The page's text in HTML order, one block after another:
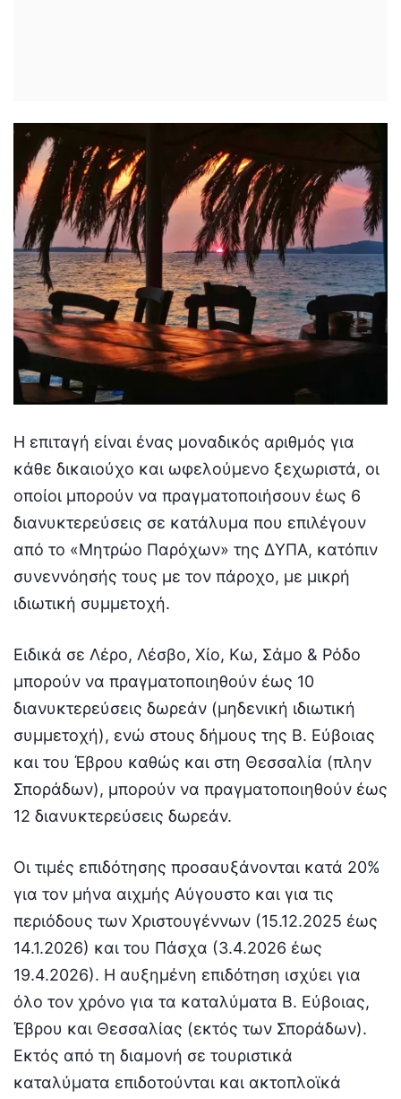
Η επιταγή είναι ένας μοναδικός αριθμός για
κάθε δικαιούχο και ωφελούμενο ξεχωριστά, οι
οποίοι μπορούν να πραγματοποιήσουν έως 6
διανυκτερεύσεις σε κατάλυμα που επιλέγουν
από το «Μητρώο Παρόχων» της ΔΥΠΑ, κατόπιν
συνεννόησής τους με τον πάροχο, με μικρή
ιδιωτική συμμετοχή.
Ειδικά σε Λέρο, Λέσβο, Χίο, Κω, Σάμο & Ρόδο
μπορούν να πραγματοποιηθούν έως 10
διανυκτερεύσεις δωρεάν (μηδενική ιδιωτική
συμμετοχή), ενώ στους δήμους της Β. Εύβοιας
και του Έβρου καθώς και στη Θεσσαλία (πλην
Σποράδων), μπορούν να πραγματοποιηθούν έως
12 διανυκτερεύσεις δωρεάν.
Οι τιμές επιδότησης προσαυξάνονται κατά 20%
για τον μήνα αιχμής Αύγουστο και για τις
περιόδους των Χριστουγέννων (15.12.2025 έως
14.1.2026) και του Πάσχα (3.4.2026 έως
19.4.2026). Η αυξημένη επιδότηση ισχύει για
όλο τον χρόνο για τα καταλύματα Β. Εύβοιας,
Έβρου και Θεσσαλίας (εκτός των Σποράδων).
Εκτός από τη διαμονή σε τουριστικά
καταλύματα επιδοτούνται και ακτοπλοϊκά